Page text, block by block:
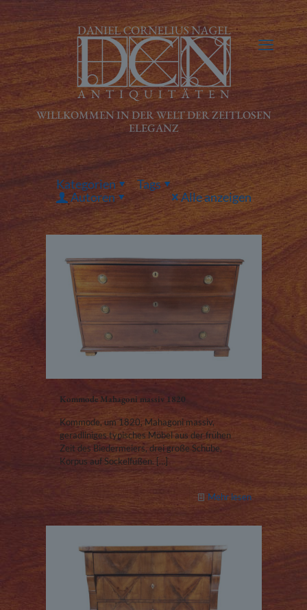
Kategorien
Tags
Autoren
Alle anzeigen
Kommode Mahagoni massiv 1820
Kommode, um 1820, Mahagoni massiv,
geradliniges typisches Möbel aus der frühen
Zeit des Biedermeiers, drei große Schübe,
Korpus auf Sockelfüßen. […]
Mehr lesen